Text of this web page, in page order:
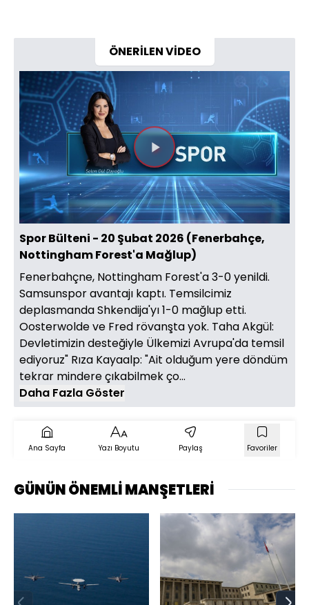
ÖNERİLEN VİDEO
Videoyu
Oynat
Spor Bülteni - 20 Şubat 2026 (Fenerbahçe,
Nottingham Forest'a Mağlup)
Fenerbahçne, Nottingham Forest'a 3-0 yenildi.
Samsunspor avantajı kaptı. Temsilcimiz
deplasmanda Shkendija'yı 1-0 mağlup etti.
Oosterwolde ve Fred rövanşta yok. Taha Akgül:
Devletimizin desteğiyle Ülkemizi Avrupa'da temsil
ediyoruz" Rıza Kayaalp: "Ait olduğum yere döndüm
tekrar mindere çıkabilmek ço...
Daha Fazla Göster
Ana Sayfa Yazı Boyutu Paylaş Favoriler
GÜNÜN ÖNEMLİ MANŞETLERİ